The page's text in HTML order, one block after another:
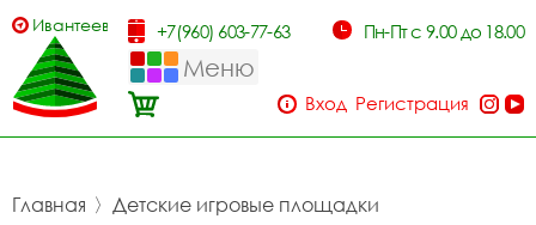
Ивантеевка +7(960) 603-77-63 Пн-Пт с 9.00 до 18.00
Меню
Вход Регистрация
Главная 〉 Детские игровые площадки